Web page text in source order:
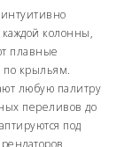
колонны,
плавные
по крыльям.
любую палитру
переливов до
под